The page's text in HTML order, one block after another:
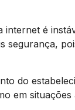
é
do
em